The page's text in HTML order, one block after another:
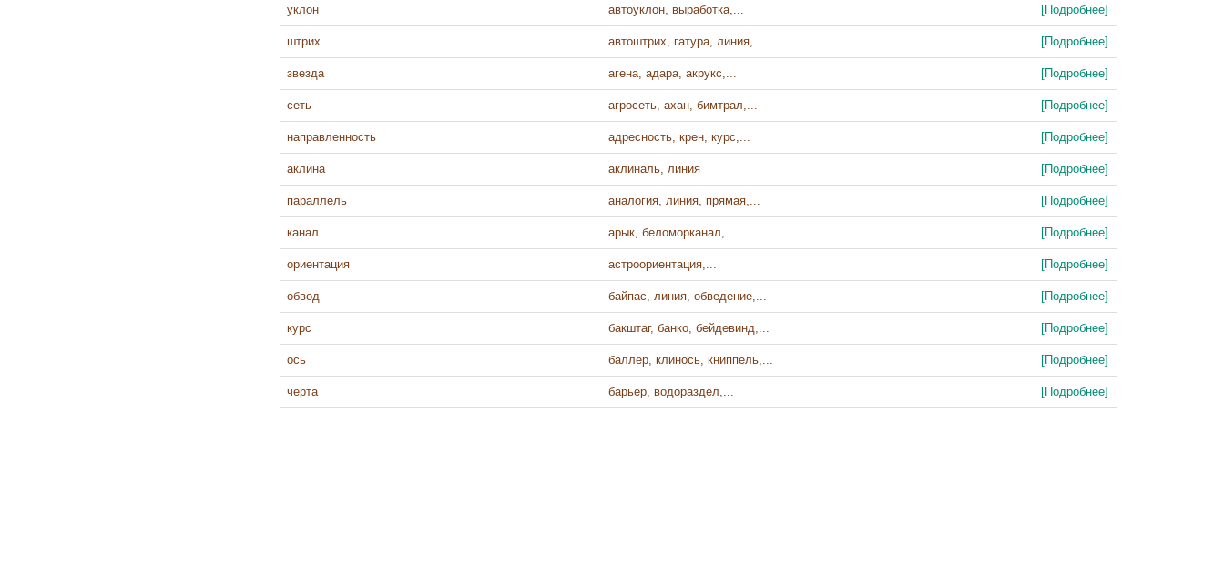
уклон автоуклон, выработка,... [Подробнее]
штрих автоштрих, гатура, линия,... [Подробнее]
звезда агена, адара, акрукс,... [Подробнее]
сеть агросеть, ахан, бимтрал,... [Подробнее]
направленность адресность, крен, курс,... [Подробнее]
аклина аклиналь, линия [Подробнее]
параллель аналогия, линия, прямая,... [Подробнее]
канал арык, беломорканал,... [Подробнее]
ориентация астроориентация,... [Подробнее]
обвод байпас, линия, обведение,... [Подробнее]
курс бакштаг, банко, бейдевинд,... [Подробнее]
ось баллер, клинось, книппель,... [Подробнее]
черта барьер, водораздел,... [Подробнее]